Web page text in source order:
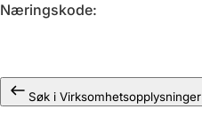
Næringskode
Søk i Virksomhetsopplysninger